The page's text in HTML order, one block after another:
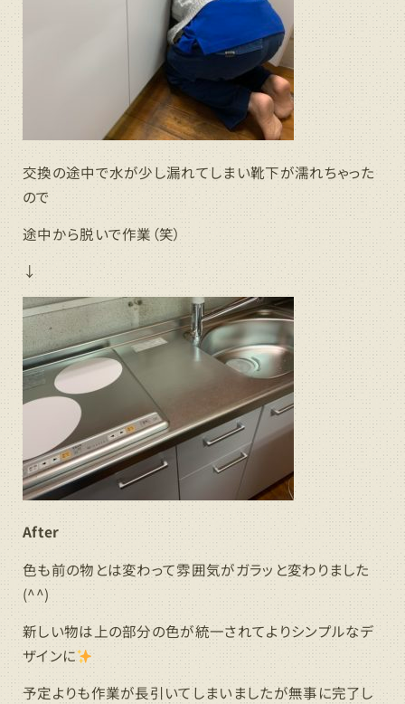
交換の途中で水が少し漏れてしまい靴下が濡れちゃった
ので
途中から脱いで作業（笑）
↓
After
色も前の物とは変わって雰囲気がガラッと変わりました
(^^)
新しい物は上の部分の色が統一されてよりシンプルなデ
ザインに
予定よりも作業が長引いてしまいましたが無事に完了し